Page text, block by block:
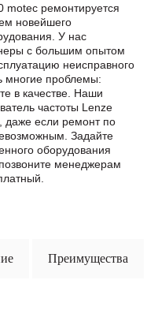
motec ремонтируется
новейшего
У нас
с большим опытом
неисправного
многие проблемы:
в качестве. Наши
частоты Lenze
даже если ремонт по
Задайте
оборудования
менеджерам
Преимущества